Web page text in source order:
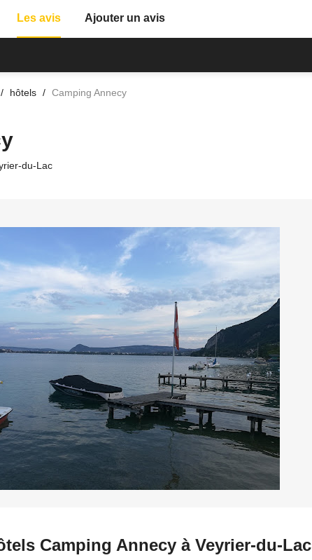
hôtels Camping Annecy
du-Lac
Les avis Ajouter un avis
Camping Annecy à Veyrier-du-Lac